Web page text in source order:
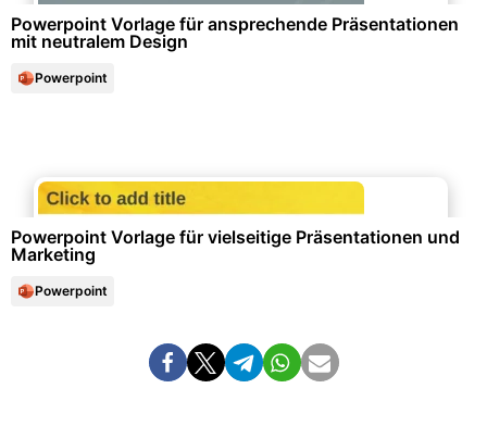
Powerpoint Vorlage für ansprechende Präsentationen
mit neutralem Design
Powerpoint
Powerpoint Vorlage für vielseitige Präsentationen und
Marketing
Powerpoint